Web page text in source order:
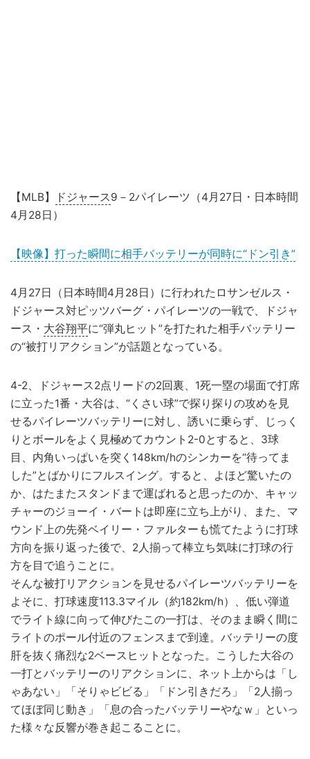
【MLB】 ドジャース9－2パイレーツ（4月27日・日本時間
4月28日）
【映像】打った瞬間に相手バッテリーが同時に“ドン引き”
4月27日（日本時間4月28日）に行われたロサンゼルス・
ドジャース対ピッツバーグ・パイレーツの一戦で、ドジャ
ース・ 大谷翔平に“弾丸ヒット”を打たれた相手バッテリー
の“被打リアクション”が話題となっている。
4-2、ドジャース2点リードの2回裏、1死一塁の場面で打席
に立った1番・大谷は、“くさい球”で探り探りの攻めを見
せるパイレーツバッテリーに対し、誘いに乗らず、じっく
りとボールをよく見極めてカウント2-0とすると、3球
目、内角いっぱいを突く148km/hのシンカーを“待ってま
した”とばかりにフルスイング。すると、よほど驚いたの
か、はたまたスタンドまで運ばれると思ったのか、キャッ
チャーのジョーイ・バートは即座に立ち上がり、また、マ
ウンド上の先発ベイリー・ファルターも慌てたように打球
方向を振り返った後で、2人揃って棒立ち気味に打球の行
方を目で追うことに。
そんな被打リアクションを見せるパイレーツバッテリーを
よそに、打球速度113.3マイル（約182km/h）、低い弾道
でライト線に向って伸びたこの一打は、そのまま瞬く間に
ライトのポール付近のフェンスまで到達。バッテリーの度
肝を抜く痛烈な2ベースヒットとなった。こうした大谷の
一打とバッテリーのリアクションに、ネット上からは「し
ゃあない」「そりゃビビる」「ドン引きだろ」「2人揃っ
てほぼ同じ動き」「息の合ったバッテリーやなｗ」といっ
た様々な反響が巻き起こることに。